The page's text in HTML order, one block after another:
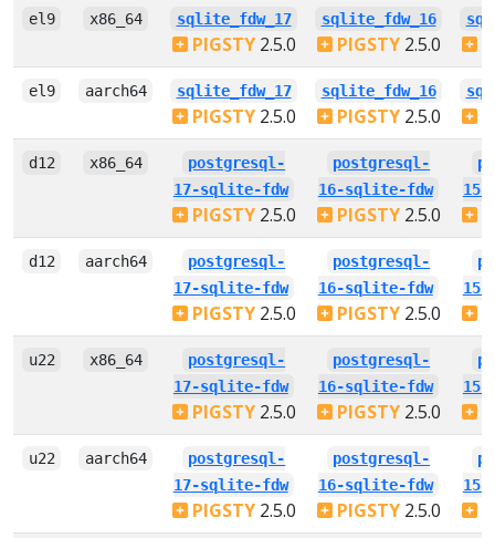
el9 x86_64 sqlite_fdw_17
PIGSTY2.5.0
sqlite_fdw_16
PIGSTY2.5.0
el9 aarch64 sqlite_fdw_17
PIGSTY2.5.0
sqlite_fdw_16
PIGSTY2.5.0
d12 x86_64
postgresql-
17-sqlite-fdw
PIGSTY2.5.0
postgresql-
16-sqlite-fdw
PIGSTY2.5.0
d12 aarch64
postgresql-
17-sqlite-fdw
PIGSTY2.5.0
postgresql-
16-sqlite-fdw
PIGSTY2.5.0
u22 x86_64
postgresql-
17-sqlite-fdw
PIGSTY2.5.0
postgresql-
16-sqlite-fdw
PIGSTY2.5.0
u22 aarch64
postgresql-
17-sqlite-fdw
PIGSTY2.5.0
postgresql-
16-sqlite-fdw
PIGSTY2.5.0